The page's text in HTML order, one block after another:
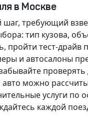
в Москве
требующий
тип кузова,
пройти тест-
и автосалоны
можно
услуги по
каждой